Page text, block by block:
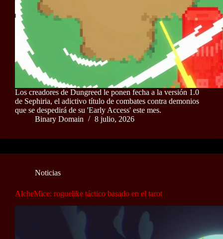
Los creadores de Dungreed le ponen fecha a la versión 1.0
de Sephiria, el adictivo título de combates contra demonios
que se despedirá de su 'Early Access' este mes.
Binary Domain
8 julio, 2026
Noticias
AlcheMice: roguelike táctico basado en el tarot